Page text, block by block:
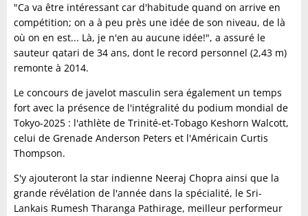
"Ca va être intéressant car d'habitude quand on arrive en
compétition; on a à peu près une idée de son niveau, de là
où on en est... Là, je n'en au aucune idée!", a assuré le
sauteur qatari de 34 ans, dont le record personnel (2,43 m)
remonte à 2014.
Le concours de javelot masculin sera également un temps
fort avec la présence de l'intégralité du podium mondial de
Tokyo-2025 : l'athlète de Trinité-et-Tobago Keshorn Walcott,
celui de Grenade Anderson Peters et l'Américain Curtis
Thompson.
S'y ajouteront la star indienne Neeraj Chopra ainsi que la
grande révélation de l'année dans la spécialité, le Sri-
Lankais Rumesh Tharanga Pathirage, meilleur performeur